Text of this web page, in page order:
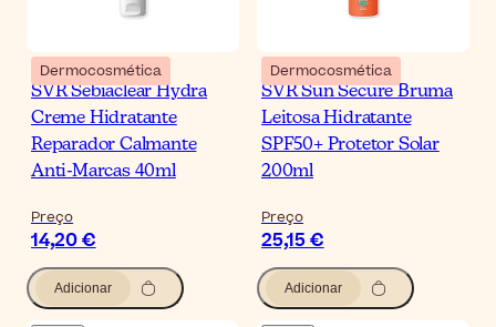
Dermocosmética
SVR Sebiaclear Hydra
Creme Hidratante
Reparador Calmante
Anti-Marcas 40ml
Preço
14,20 €
Adicionar
Dermocosmética
SVR Sun Secure Bruma
Leitosa Hidratante
SPF50+ Protetor Solar
200ml
Preço
25,15 €
Adicionar